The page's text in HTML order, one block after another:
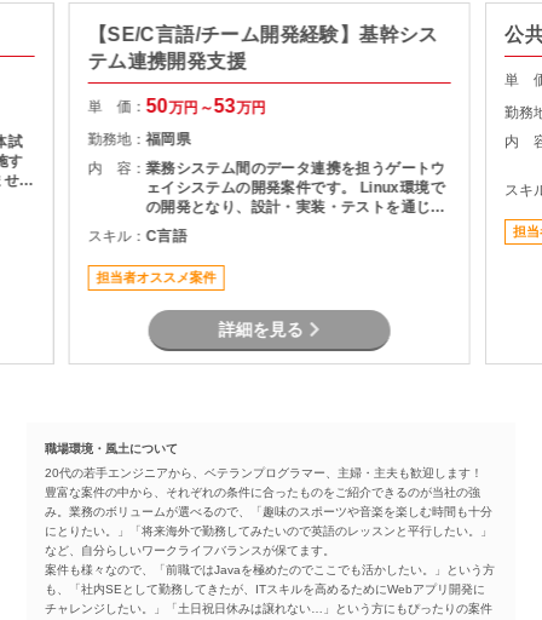
試
す
る
【SE/C言語/チーム開発経験】基幹シス
テム連携開発支援
単 価：50万円～53万円
勤務地：福岡県
内 容：業務システム間のデータ連携を担うゲートウ
ェイシステムの開発案件です。 Linux環境で
の開発となり、設計・実装・テストを通じて
システムの安定稼働を支える役割を担当いた
だきます。 長期案件のため、腰を据えて開発
に携わりたい方におすすめです。
スキル：C言語
担当者オススメ案件
詳細を見る
公
単
勤務
内
スキ
担当
職場環境・風土について
20代の若手エンジニアから、ベテランプログラマー、主婦・主夫も歓迎します！
豊富な案件の中から、それぞれの条件に合ったものをご紹介できるのが当社の強
み。業務のボリュームが選べるので、「趣味のスポーツや音楽を楽しむ時間も十分
にとりたい。」「将来海外で勤務してみたいので英語のレッスンと平行したい。」
など、自分らしいワークライフバランスが保てます。
案件も様々なので、「前職ではJavaを極めたのでここでも活かしたい。」という方
も、「社内SEとして勤務してきたが、ITスキルを高めるためにWebアプリ開発に
チャレンジしたい。」「土日祝日休みは譲れない…」という方にもぴったりの案件